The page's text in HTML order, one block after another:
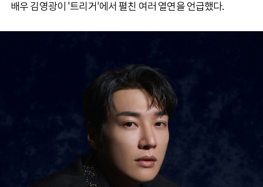
배우 김영광이 '트리거'에서 펼친 여러 열연을 언급했다.